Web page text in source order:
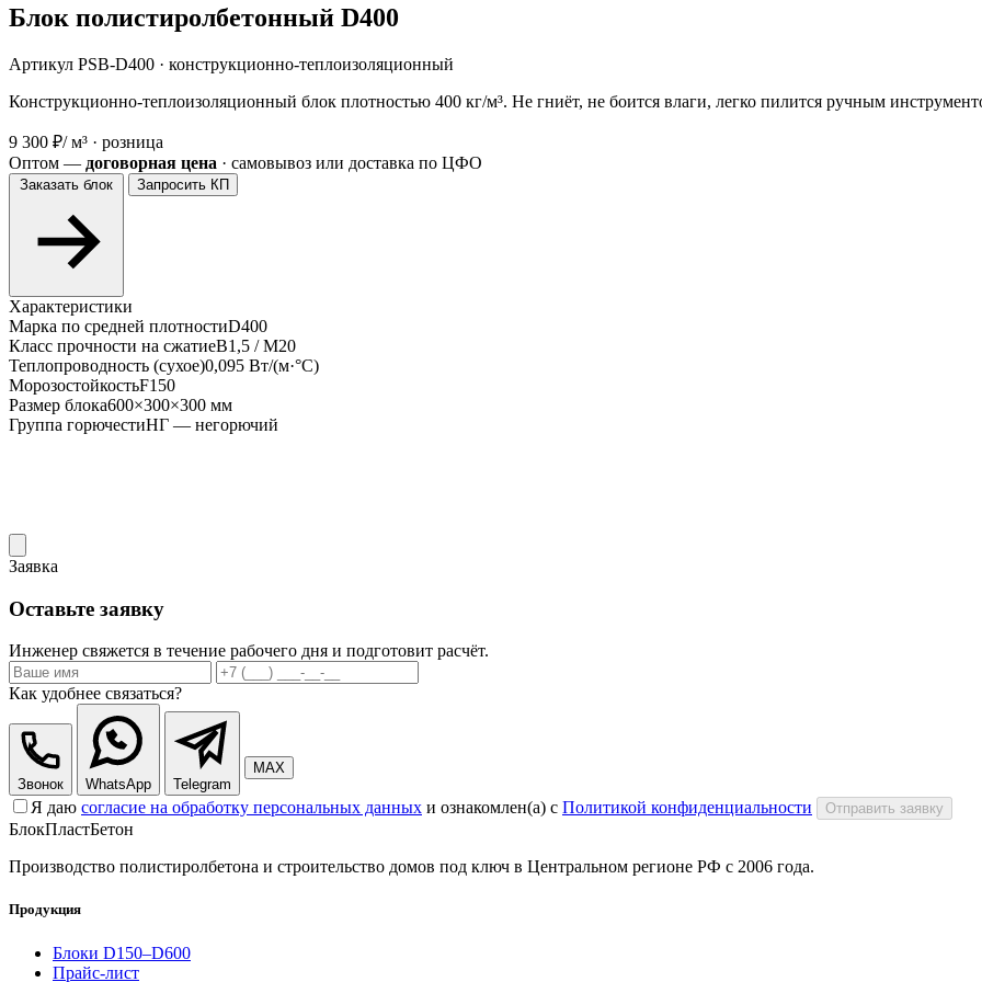
Блок полистиролбетонный D400
Артикул PSB-D400 · конструкционно-теплоизоляционный
Конструкционно-теплоизоляционный блок плотностью 400 кг/м³. Не гниёт, не боится влаги, легко пилится ручным
9 300 ₽/ м³ · розница
Оптом — договорная цена · самовывоз или доставка по ЦФО
Запросить КП
Характеристики
Марка по средней плотностиD400
Класс прочности на сжатиеВ1,5 / М20
Теплопроводность (сухое)0,095 Вт/(м·°С)
МорозостойкостьF150
Размер блока600×300×300 мм
Группа горючестиНГ — негорючий
Заявка
Оставьте заявку
Инженер свяжется в течение рабочего дня и подготовит расчёт.
Как удобнее связаться?
Звонок WhatsApp Telegram
MAX
Я даю согласие на обработку персональных данных и ознакомлен(а) с Политикой конфиденциальности Отправить заявку
БлокПластБетон
Производство полистиролбетона и строительство домов под ключ в Центральном регионе РФ с 2006 года.
Продукция
Блоки D150–D600
Прайс-лист